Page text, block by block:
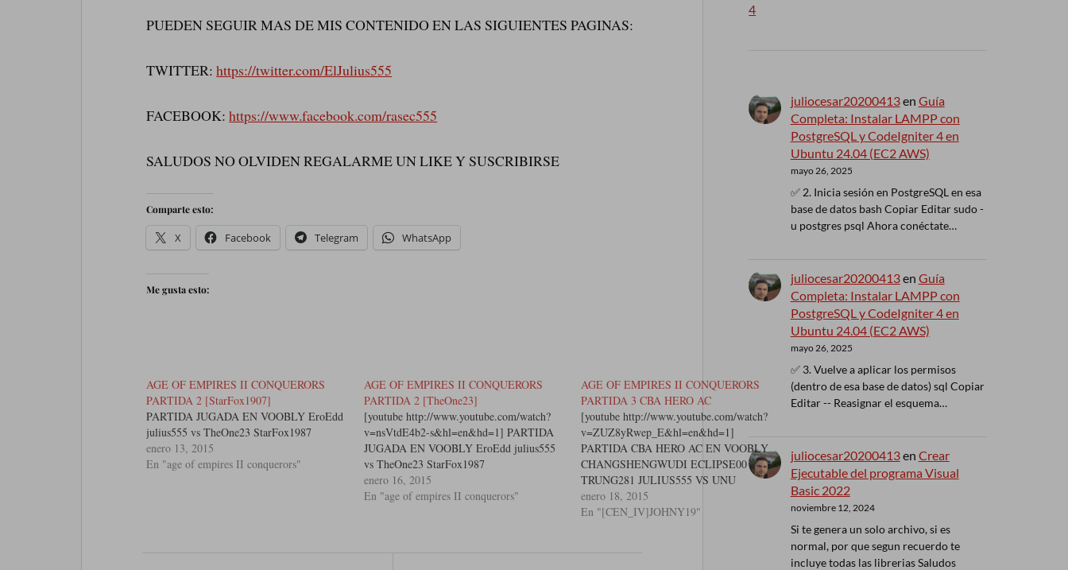
PUEDEN SEGUIR MAS DE MIS CONTENIDO EN LAS SIGUIENTES PAGINAS:
TWITTER:https://twitter.com/ElJulius555
FACEBOOK:https://www.facebook.com/rasec555
SALUDOS NO OLVIDEN REGALARME UN LIKE Y SUSCRIBIRSE
Comparte esto:
X Facebook Telegram WhatsApp
Me gusta esto:
AGE OF EMPIRES II CONQUERORS
PARTIDA 2 [StarFox1907]
PARTIDA JUGADA EN VOOBLY EroEdd
julius555 vs TheOne23 StarFox1987
enero 13, 2015
En "age of empires II conquerors"
AGE OF EMPIRES II CONQUERORS
PARTIDA 2 [TheOne23]
[youtube http://www.youtube.com/watch?
v=nsVtdE4b2-s&hl=en&hd=1] PARTIDA
JUGADA EN VOOBLY EroEdd julius555
vs TheOne23 StarFox1987
enero 16, 2015
En "age of empires II conquerors"
AGE OF EMPIRES II CONQUERORS
PARTIDA 3 CBA HERO AC
[youtube http://www.youtube.com/watch?
v=ZUZ8yRwep_E&hl=en&hd=1]
PARTIDA CBA HERO AC EN VOOBLY
CHANGSHENGWUDI ECLIPSE00
TRUNG281 JULIUS555 VS UNU
SZABY910206 AZTEC700788
[CEN_IV]JOHNY19
enero 18, 2015
En "[CEN_IV]JOHNY19"
4
juliocesar20200413en Guía
Completa: Instalar LAMPP con
PostgreSQL y CodeIgniter 4 en
Ubuntu 24.04 (EC2 AWS)
mayo 26, 2025
✅ 2. Inicia sesión en PostgreSQL en esa
base de datos bash Copiar Editar sudo -
u postgres psql Ahora conéctate…
juliocesar20200413en Guía
Completa: Instalar LAMPP con
PostgreSQL y CodeIgniter 4 en
Ubuntu 24.04 (EC2 AWS)
mayo 26, 2025
✅ 3. Vuelve a aplicar los permisos
(dentro de esa base de datos) sql Copiar
Editar -- Reasignar el esquema…
juliocesar20200413en Crear
Ejecutable del programa Visual
Basic 2022
noviembre 12, 2024
Si te genera un solo archivo, si es
normal, por que segun recuerdo te
incluye todas las librerias Saludos